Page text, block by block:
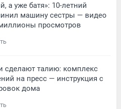
а уже батя»: 10-летний
машину сестры — видео
просмотров
сделают талию: комплекс
на пресс — инструкция с
дома